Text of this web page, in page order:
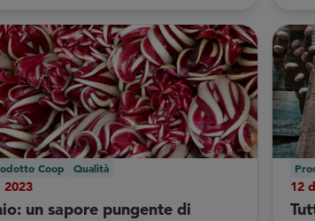
Coop Qualità
2023
un sapore pungente di
12